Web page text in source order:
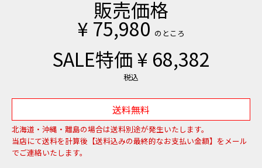
販売価格
¥ 75,980 のところ
SALE特価¥ 68,382
税込
送料無料
北海道・沖縄・離島の場合は送料別途が発生いたします。
当店にて送料を計算後【送料込みの最終的なお支払い金額】をメール
でご連絡いたします。